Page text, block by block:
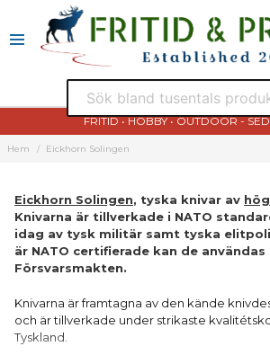
FRITID • HOBBY • OUTDOOR -
Hem Eickhorn Solingen
Eickhorn Solingen, tyska knivar av
Knivarna är tillverkade i NATO
idag av tysk militär samt tyska
är NATO certifierade kan de
Försvarsmakten.
Knivarna är framtagna av den kände
och är tillverkade under strikaste
Tyskland.